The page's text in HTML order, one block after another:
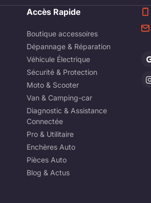
Accès Rapide
Boutique accessoires
Dépannage & Réparation
Véhicule Électrique
Sécurité & Protection
Moto & Scooter
Van & Camping-car
Diagnostic & Assistance
Connectée
Pro & Utilitaire
Enchères Auto
Pièces Auto
Blog & Actus